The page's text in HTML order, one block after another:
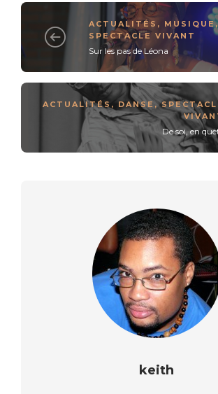
ACTUALITÉS , MUSIQUE,
SPECTACLE VIVANT
Sur les pas de Léona
ACTUALITÉS , DANSE ,
De soi, en
keith